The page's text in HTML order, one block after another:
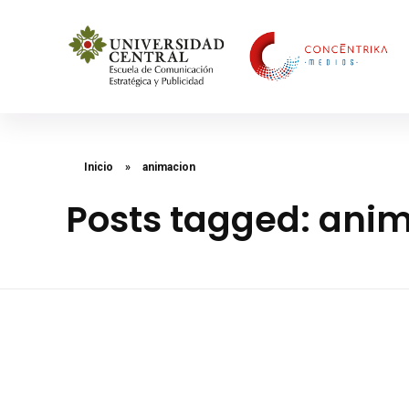
Inicio » animacion
Posts tagged: